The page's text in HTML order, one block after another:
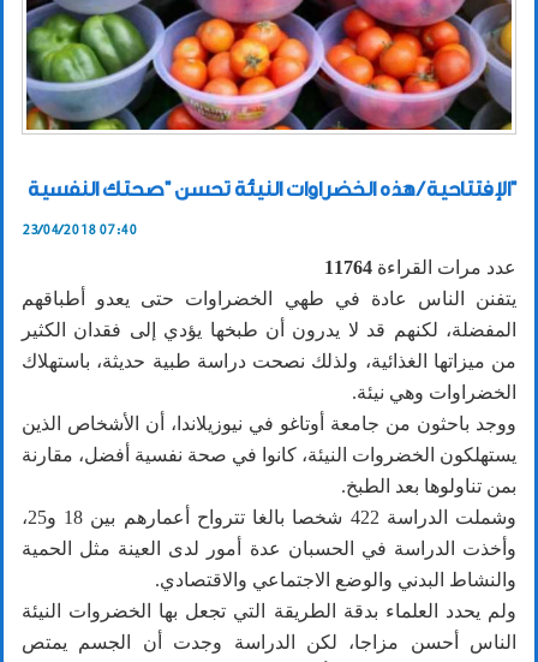
الإفتتاحية / هذه الخضراوات النيئة تحسن "صحتك النفسية"
23/04/2018 07:40
عدد مرات القراءة 11764
يتفنن الناس عادة في طهي الخضراوات حتى يعدو أطباقهم
المفضلة، لكنهم قد لا يدرون أن طبخها يؤدي إلى فقدان الكثير
من ميزاتها الغذائية، ولذلك نصحت دراسة طبية حديثة، باستهلاك
الخضراوات وهي نيئة.
ووجد باحثون من جامعة أوتاغو في نيوزيلاندا، أن الأشخاص الذين
يستهلكون الخضروات النيئة، كانوا في صحة نفسية أفضل، مقارنة
بمن تناولوها بعد الطبخ.
وشملت الدراسة 422 شخصا بالغا تترواح أعمارهم بين 18 و25،
وأخذت الدراسة في الحسبان عدة أمور لدى العينة مثل الحمية
والنشاط البدني والوضع الاجتماعي والاقتصادي.
ولم يحدد العلماء بدقة الطريقة التي تجعل بها الخضروات النيئة
الناس أحسن مزاجا، لكن الدراسة وجدت أن الجسم يمتص